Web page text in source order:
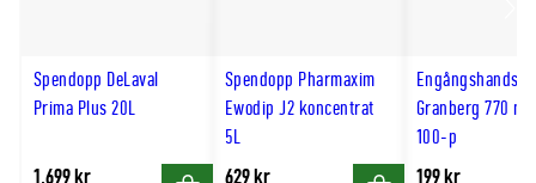
Spendopp DeLaval
Prima Plus 20L
1.699 kr
Spendopp Pharmaxim
Ewodip J2 koncentrat
5L
629 kr
Granberg 770
100-p
199 kr